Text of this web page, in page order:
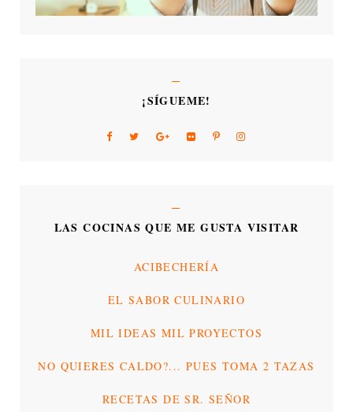
¡SÍGUEME!
LAS COCINAS QUE ME GUSTA VISITAR
ACIBECHERÍA
EL SABOR CULINARIO
MIL IDEAS MIL PROYECTOS
NO QUIERES CALDO?... PUES TOMA 2 TAZAS
RECETAS DE SR. SEÑOR